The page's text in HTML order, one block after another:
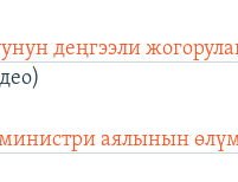
деңгээли
аялынын